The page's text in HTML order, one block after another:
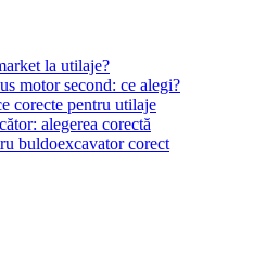
la utilaje?
motor second: ce alegi?
corecte pentru utilaje
alegerea corectă
buldoexcavator corect